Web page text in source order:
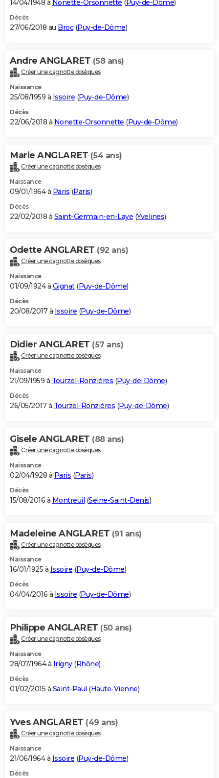
14/04/1948 à Nonette-Orsonnette ( Puy-de-Dôme)
Décès
27/06/2018 au Broc(Puy-de-Dôme)
Andre ANGLARET (58 ans)
Créer une cagnotte obsèques
Naissance
25/08/1959 à Issoire (Puy-de-Dôme)
Décès
22/06/2018 à Nonette-Orsonnette (Puy-de-Dôme)
Marie ANGLARET (54 ans)
Créer une cagnotte obsèques
Naissance
09/01/1964 à Paris (Paris)
Décès
22/02/2018 à Saint-Germain-en-Laye (Yvelines)
Odette ANGLARET (92 ans)
Créer une cagnotte obsèques
Naissance
01/09/1924 à Gignat(Puy-de-Dôme)
Décès
20/08/2017 à Issoire (Puy-de-Dôme)
Didier ANGLARET (57 ans)
Créer une cagnotte obsèques
Naissance
21/09/1959 à Tourzel-Ronzières (Puy-de-Dôme)
Décès
26/05/2017 à Tourzel-Ronzières (Puy-de-Dôme)
Gisele ANGLARET (88 ans)
Créer une cagnotte obsèques
Naissance
02/04/1928 à Paris (Paris)
Décès
15/08/2016 à Montreuil (Seine-Saint-Denis)
Madeleine ANGLARET (91 ans)
Créer une cagnotte obsèques
Naissance
16/01/1925 à Issoire (Puy-de-Dôme)
Décès
04/04/2016 à Issoire (Puy-de-Dôme)
Philippe ANGLARET (50 ans)
Créer une cagnotte obsèques
Naissance
28/07/1964 à Irigny(Rhône)
Décès
01/02/2015 à Saint-Paul (Haute-Vienne)
Yves ANGLARET (49 ans)
Créer une cagnotte obsèques
Naissance
21/06/1964 à Issoire (Puy-de-Dôme)
Décès